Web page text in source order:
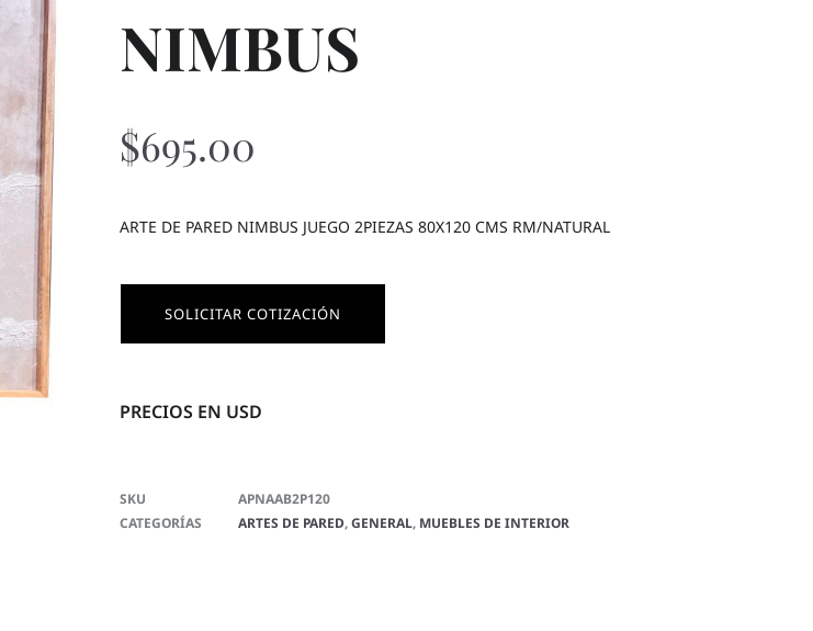
NIMBUS
$695.00
ARTE DE PARED NIMBUS JUEGO 2PIEZAS 80X120 CMS RM/NATURAL
SOLICITAR COTIZACIÓN
PRECIOS EN USD
SKU
APNAAB2P120
CATEGORÍAS
ARTES DE PARED,GENERAL, MUEBLES DE INTERIOR